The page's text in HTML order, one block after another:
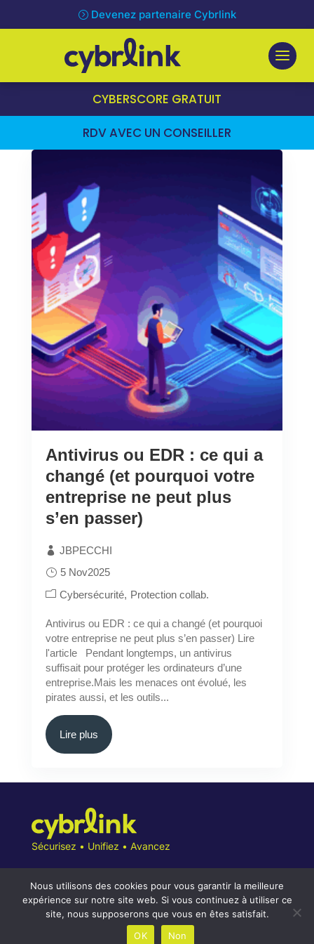
Devenez partenaire Cybrlink
CYBERSCORE GRATUIT
RDV AVEC UN CONSEILLER
Antivirus ou EDR : ce qui a
changé (et pourquoi votre
entreprise ne peut plus
s’en passer)
JBPECCHI
5 Nov2025
Cybersécurité
Protection collab.
Antivirus ou EDR : ce qui a changé (et pourquoi
votre entreprise ne peut plus s’en passer) Lire
l'article Pendant longtemps, un antivirus
suffisait pour protéger les ordinateurs d’une
entreprise.Mais les menaces ont évolué, les
pirates aussi, et les outils...
Lire plus
Sécurisez • Unifiez • Avancez
Conditions Générales
Nous utilisons des cookies pour vous garantir la meilleure
expérience sur notre site web. Si vous continuez à utiliser ce
site, nous supposerons que vous en êtes satisfait.
OK
Non